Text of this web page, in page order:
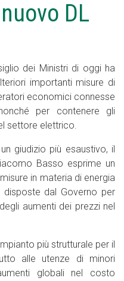
DL
dei Ministri di oggi ha
importanti misure di
economici connesse
per contenere gli
settore elettrico.
giudizio più esaustivo, il
Basso esprime un
in materia di energia
dal Governo per
aumenti dei prezzi nel
più strutturale per il
alle utenze di minori
globali nel costo